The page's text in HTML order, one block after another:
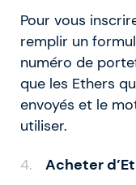
Pour vous
remplir un
numéro de
que les Ethers
envoyés et le
utiliser.
Acheter